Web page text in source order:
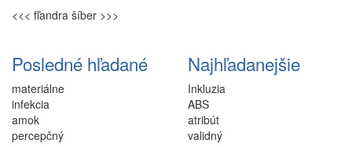
<<< fľandra šíber >>>
Posledné hľadané
materiálne
infekcia
amok
percepčný
Najhľadanejšie
Inkluzia
ABS
atribút
validný